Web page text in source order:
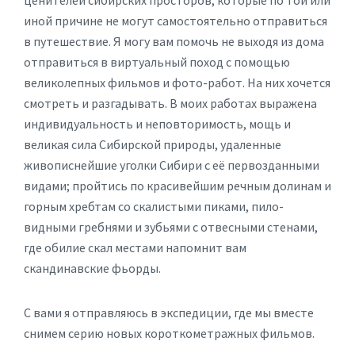
иной причине не могут самостоятельно отправиться
в путешествие. Я могу вам помочь не выходя из дома
отправиться в виртуальный поход с помощью
великолепных фильмов и фото-работ. На них хочется
смотреть и разгадывать. В моих работах выражена
индивидуальность и неповторимость, мощь и
великая сила Сибирской природы, удаленные
живописнейшие уголки Сибири с её первозданными
видами; пройтись по красивейшим речным долинам и
горным хребтам со скалистыми пиками, пило-
видными гребнями и зубьями с отвесными стенами,
где обилие скал местами напомнит вам
скандинавские фьорды.
С вами я отправляюсь в экспедиции, где мы вместе
снимем серию новых короткометражных фильмов.